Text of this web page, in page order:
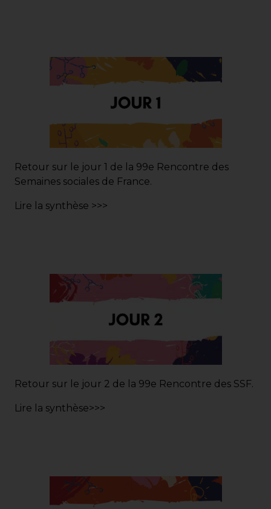
Retour sur le jour 1 de la 99e Rencontre des
Semaines sociales de France.
Lire la synthèse >>>
Retour sur le jour 2 de la 99e Rencontre des SSF.
L ire la synthèse>>>